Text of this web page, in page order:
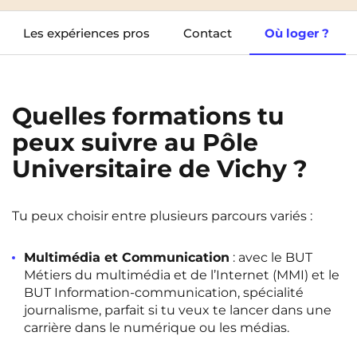
Gradignan Grenoble
Lomme Lyon
Marseille Montpellier
Noisy-Le-Grand Orly
Palaiseau Paris
Pau Reims
Rennes Rouen
EN
Les expériences pros Contact Où loger ?
Quelles formations tu
peux suivre au Pôle
Universitaire de Vichy ?
Tu peux choisir entre plusieurs parcours variés :
Multimédia et Communication : avec le BUT
Métiers du multimédia et de l’Internet (MMI) et le
BUT Information-communication, spécialité
journalisme, parfait si tu veux te lancer dans une
carrière dans le numérique ou les médias.